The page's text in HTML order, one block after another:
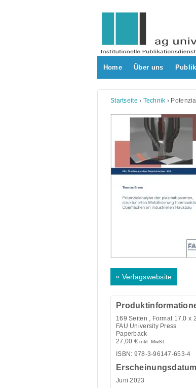
Home Über uns
Startseite › Technik ›
» Verlagswebsite
169 Seiten , Format 17,0 x
FAU University Press
Paperback
27,00 € inkl. MwSt.
ISBN: 978-3-96147-653-4
Erscheinungsdatum
Juni 2023